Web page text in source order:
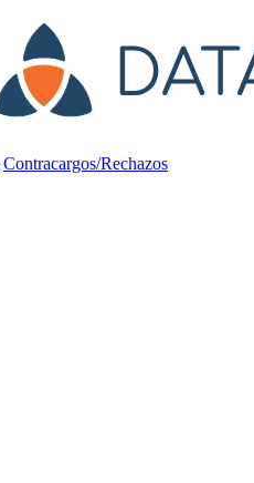
Contracargos/Rechazos